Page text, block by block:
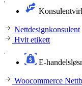
Nettdesignkonsulent
Hvit etikett
E-
Woocommerce